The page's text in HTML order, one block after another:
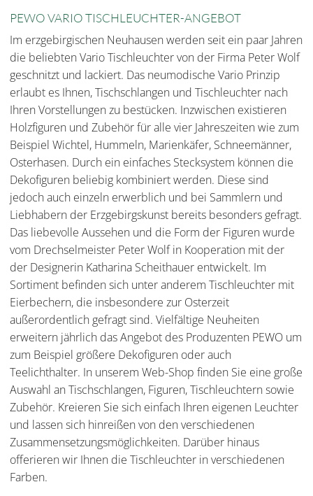
PEWO VARIO TISCHLEUCHTER-ANGEBOT
Im erzgebirgischen Neuhausen werden seit ein paar Jahren
die beliebten Vario Tischleuchter von der Firma Peter Wolf
geschnitzt und lackiert. Das neumodische Vario Prinzip
erlaubt es Ihnen, Tischschlangen und Tischleuchter nach
Ihren Vorstellungen zu bestücken. Inzwischen existieren
Holzfiguren und Zubehör für alle vier Jahreszeiten wie zum
Beispiel Wichtel, Hummeln, Marienkäfer, Schneemänner,
Osterhasen. Durch ein einfaches Stecksystem können die
Dekofiguren beliebig kombiniert werden. Diese sind
jedoch auch einzeln erwerblich und bei Sammlern und
Liebhabern der Erzgebirgskunst bereits besonders gefragt.
Das liebevolle Aussehen und die Form der Figuren wurde
vom Drechselmeister Peter Wolf in Kooperation mit der
der Designerin Katharina Scheithauer entwickelt. Im
Sortiment befinden sich unter anderem Tischleuchter mit
Eierbechern, die insbesondere zur Osterzeit
außerordentlich gefragt sind. Vielfältige Neuheiten
erweitern jährlich das Angebot des Produzenten PEWO um
zum Beispiel größere Dekofiguren oder auch
Teelichthalter. In unserem Web-Shop finden Sie eine große
Auswahl an Tischschlangen, Figuren, Tischleuchtern sowie
Zubehör. Kreieren Sie sich einfach Ihren eigenen Leuchter
und lassen sich hinreißen von den verschiedenen
Zusammensetzungsmöglichkeiten. Darüber hinaus
offerieren wir Ihnen die Tischleuchter in verschiedenen
Farben.